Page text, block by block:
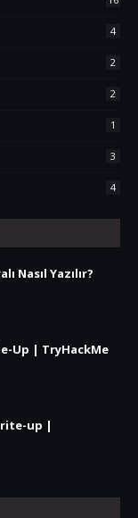
4
2
2
1
3
4
Nasıl Yazılır?
Up | TryHackMe
up |